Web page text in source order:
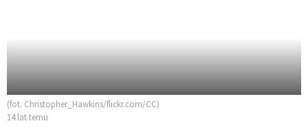
(fot. Christopher_Hawkins/flickr.com/CC)
14 lat temu